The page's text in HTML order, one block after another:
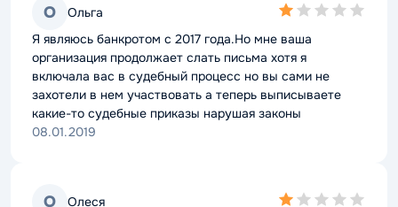
О Ольга
1,0
Я являюсь банкротом с 2017 года.Но мне ваша
организация продолжает слать письма хотя я
включала вас в судебный процесс но вы сами не
захотели в нем участвовать а теперь выписываете
какие-то судебные приказы нарушая законы
08.01.2019
О Олеся
1,0